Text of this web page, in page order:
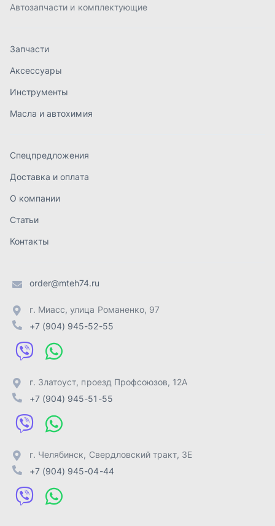
Доставка и оплата
Контакты
order@mteh74.ru
+7 (904) 945-52-55
г. Златоуст
г. Челябинск
+7 (904) 945-04-44
Отправить заявку
ИП Лахтачёв О.В.
Разработка -